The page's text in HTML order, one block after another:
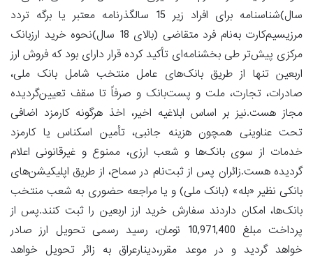
سال)شناسنامه برای افراد زیر 15 سالگذرنامه معتبر یا برگه تردد
مرزیسیم‌کارت به‌نام فرد متقاضی (بالای 18 سال)نحوه خرید ارزبانک
مرکزی پیش‌تر طی بخشنامه‌ای تأکید کرده قرار دارای بود که فروش ارز
اربعین تنها از طریق بانک‌های عامل منتخب شامل بانک ملی،
صادرات، تجارت، ملت و پست‌بانک و صرفاً تا سقف تعیین‌گردیده
مجاز هست.نیز بر اساس ابلاغیه اخیر، اخذ هرگونه کارمزد اضافی
تحت عناوینی همچون هزینه جانبی، تأمین اسکناس یا کارمزد
خدمات از سوی بانک‌ها و شعب ارزی، ممنوع و غیرقانونی اعلام
گردیده هست.زائران پس از ثبت‌نام در سماح، از طریق اپلیکیشن‌های
بانکی نظیر «بله» (بانک ملی) و یا مراجعه حضوری به شعب منتخب
بانک‌ها، امکان داردند سفارش خرید ارز اربعین را ثبت کنند.پس از
پرداخت مبلغ 10,971,400 تومان، رسید رسمی تحویل ارز صادر
خواهد گردید و در موعد مقرر،دینارعراق به زائر تحویل خواهد